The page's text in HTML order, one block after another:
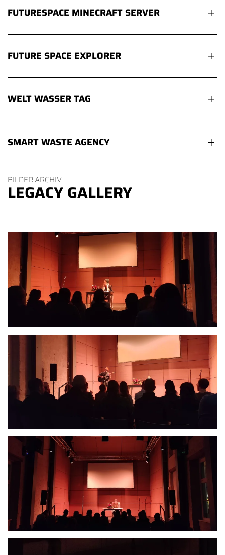
FUTURESPACE MINECRAFT SERVER
FUTURE SPACE EXPLORER
WELT WASSER TAG
SMART WASTE AGENCY
BILDER ARCHIV
LEGACY GALLERY
Größer
Größer
Größer